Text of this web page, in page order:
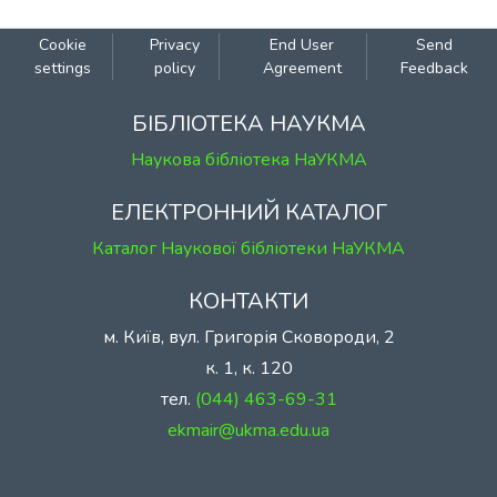
Cookie
settings
Privacy
policy
End User
Agreement
Send
Feedback
БІБЛІОТЕКА НАУКМА
Наукова бібліотека НаУКМА
ЕЛЕКТРОННИЙ КАТАЛОГ
Каталог Наукової бібліотеки НаУКМА
КОНТАКТИ
м. Київ, вул. Григорія Сковороди, 2
к. 1, к. 120
тел. (044) 463-69-31
ekmair@ukma.edu.ua